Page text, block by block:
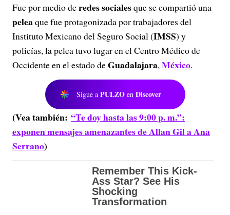
Fue por medio deredes socialesque se compartió una
peleaque fue protagonizada por trabajadores del
Instituto Mexicano del Seguro Social (IMSS) y
policías, la pelea tuvo lugar en el Centro Médico de
Occidente en el estado deGuadalajara,México.
Sigue a PULZO en Discover
(Vea también: “Te doy hasta las 9:00 p. m.”:
exponen mensajes amenazantes de Allan Gil a Ana
Serrano)